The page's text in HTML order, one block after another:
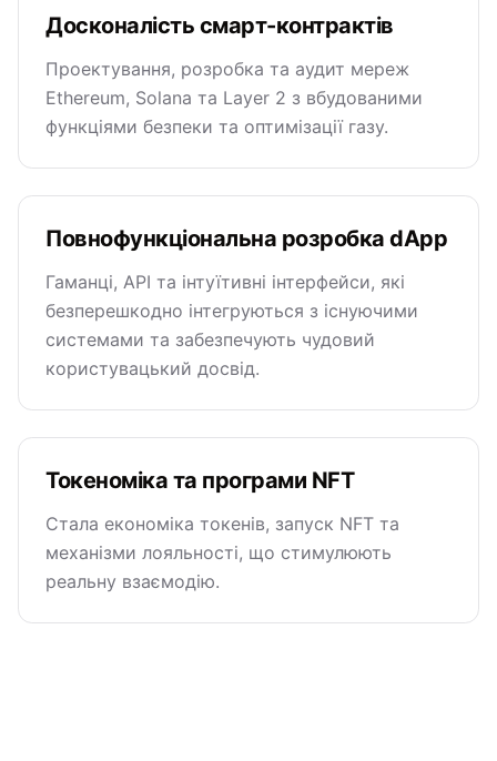
Досконалість смарт-контрактів
Проектування, розробка та аудит мереж
Ethereum, Solana та Layer 2 з вбудованими
функціями безпеки та оптимізації газу.
Повнофункціональна розробка dApp
Гаманці, API та інтуїтивні інтерфейси, які
безперешкодно інтегруються з існуючими
системами та забезпечують чудовий
користувацький досвід.
Токеноміка та програми NFT
Стала економіка токенів, запуск NFT та
механізми лояльності, що стимулюють
реальну взаємодію.